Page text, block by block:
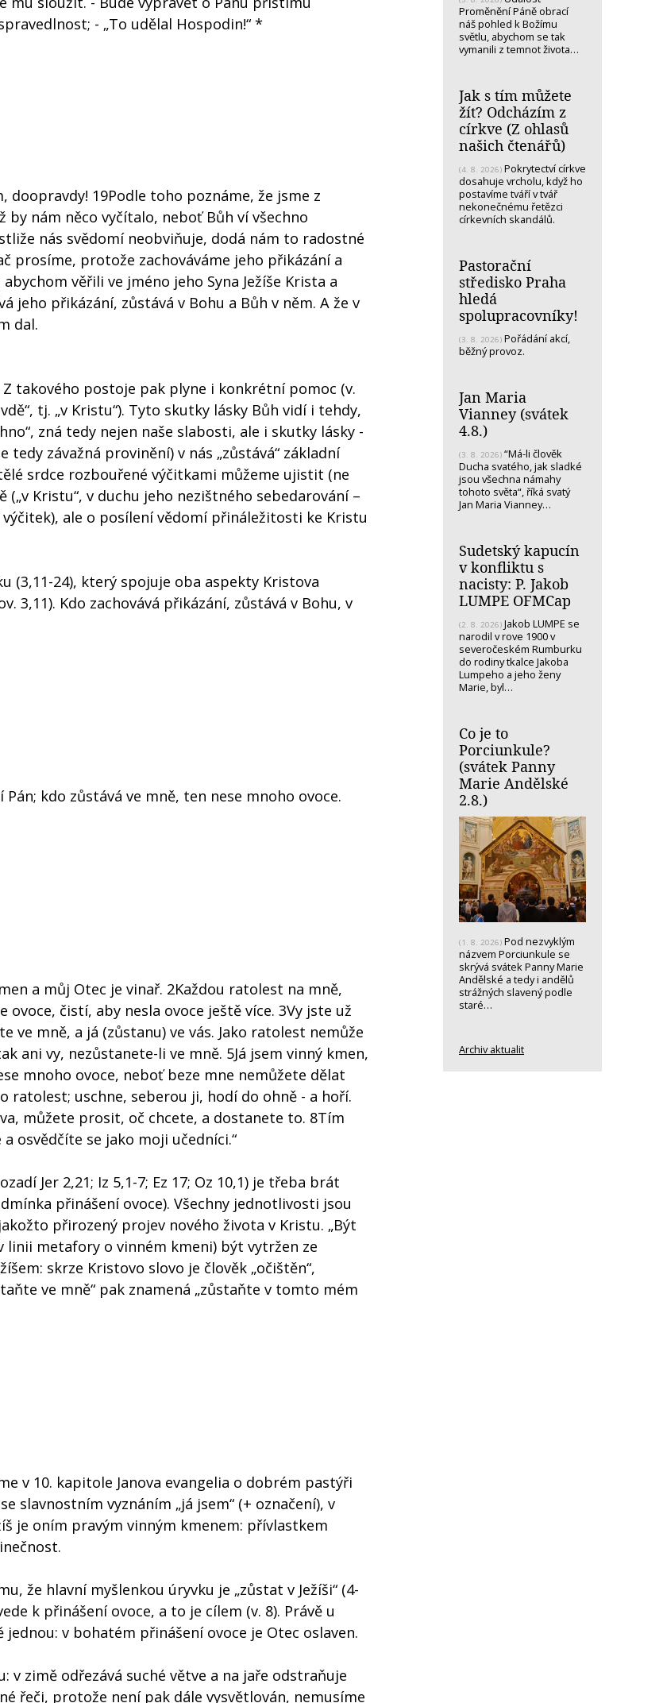
- „To udělal Hospodin!“ *
doopravdy! 19Podle toho poznáme, že jsme z
nám něco vyčítalo, neboť Bůh ví všechno
nás svědomí neobviňuje, dodá nám to radostné
prosíme, protože zachováváme jeho přikázání a
věřili ve jméno jeho Syna Ježíše Krista a
jeho přikázání, zůstává v Bohu a Bůh v něm. A že v
dal.
takového postoje pak plyne i konkrétní pomoc (v.
tj. „v Kristu“). Tyto skutky lásky Bůh vidí i tehdy,
zná tedy nejen naše slabosti, ale i skutky lásky -
závažná provinění) v nás „zůstává“ základní
srdce rozbouřené výčitkami můžeme ujistit (ne
Kristu“, v duchu jeho nezištného sebedarování –
ale o posílení vědomí přináležitosti ke Kristu
(3,11-24), který spojuje oba aspekty Kristova
3,11). Kdo zachovává přikázání, zůstává v Bohu, v
kdo zůstává ve mně, ten nese mnoho ovoce.
a můj Otec je vinař. 2Každou ratolest na mně,
čistí, aby nesla ovoce ještě více. 3Vy jste už
mně, a já (zůstanu) ve vás. Jako ratolest nemůže
ani vy, nezůstanete-li ve mně. 5Já jsem vinný kmen,
mnoho ovoce, neboť beze mne nemůžete dělat
ratolest; uschne, seberou ji, hodí do ohně - a hoří.
můžete prosit, oč chcete, a dostanete to. 8Tím
osvědčíte se jako moji učedníci.“
Jer 2,21; Iz 5,1-7; Ez 17; Oz 10,1) je třeba brát
přinášení ovoce). Všechny jednotlivosti jsou
přirozený projev nového života v Kristu. „Být
linii metafory o vinném kmeni) být vytržen ze
skrze Kristovo slovo je člověk „očištěn“,
ve mně“ pak znamená „zůstaňte v tomto mém
v 10. kapitole Janova evangelia o dobrém pastýři
slavnostním vyznáním „já jsem“ (+ označení), v
je oním pravým vinným kmenem: přívlastkem
že hlavní myšlenkou úryvku je „zůstat v Ježíši“ (4-
k přinášení ovoce, a to je cílem (v. 8). Právě u
v bohatém přinášení ovoce je Otec oslaven.
v zimě odřezává suché větve a na jaře odstraňuje
řeči, protože není pak dále vysvětlován, nemusíme
Proměnění Páně obrací
náš pohled k Božímu
světlu, abychom se tak
vymanili z temnot života…
Jak s tím můžete
žít? Odcházím z
církve (Z ohlasů
našich čtenářů)
(4. 8. 2026) Pokrytectví církve
dosahuje vrcholu, když ho
postavíme tváří v tvář
nekonečnému řetězci
církevních skandálů.
Pastorační
středisko Praha
hledá
spolupracovníky!
(3. 8. 2026) Pořádání akcí,
běžný provoz.
Jan Maria
Vianney (svátek
4.8.)
(3. 8. 2026) “Má-li člověk
Ducha svatého, jak sladké
jsou všechna námahy
tohoto světa“, říká svatý
Jan Maria Vianney…
Sudetský kapucín
v konfliktu s
nacisty: P. Jakob
LUMPE OFMCap
(2. 8. 2026) Jakob LUMPE se
narodil v rove 1900 v
severočeském Rumburku
do rodiny tkalce Jakoba
Lumpeho a jeho ženy
Marie, byl…
Co je to
Porciunkule?
(svátek Panny
Marie Andělské
2.8.)
(1. 8. 2026) Pod nezvyklým
názvem Porciunkule se
skrývá svátek Panny Marie
Andělské a tedy i andělů
strážných slavený podle
staré…
Archiv aktualit